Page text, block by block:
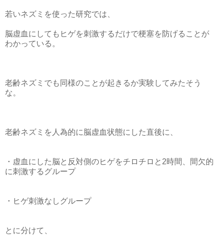
若いネズミを使った研究では、
脳虚血にしてもヒゲを刺激するだけで梗塞を防げることが
わかっている。
老齢ネズミでも同様のことが起きるか実験してみたそう
な。
老齢ネズミを人為的に脳虚血状態にした直後に、
・虚血にした脳と反対側のヒゲをチロチロと2時間、間欠的
に刺激するグループ
・ヒゲ刺激なしグループ
とに分けて、